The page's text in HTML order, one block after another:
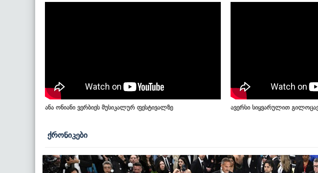
ანა ონიანი ვერბიეს მუსიკალურ ფესტივალზე ავერსი სიყვარულით
ქრონიკები